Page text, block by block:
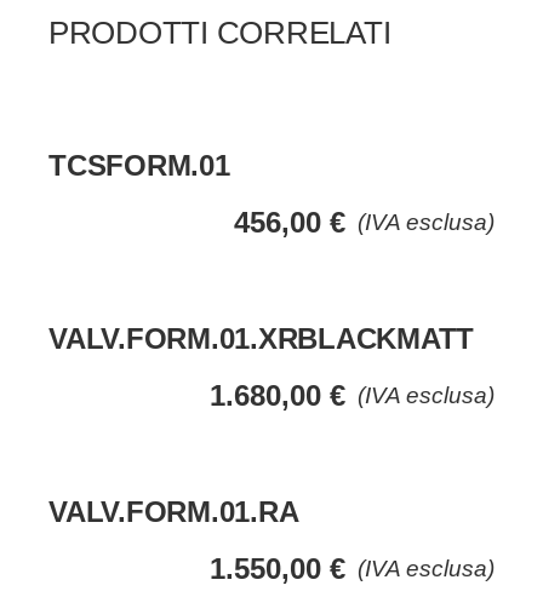
PRODOTTI CORRELATI
TCSFORM.01
(IVA esclusa)
456,00 €
VALV.FORM.01.XRBLACKMATT
(IVA esclusa)
1.680,00 €
VALV.FORM.01.RA
(IVA esclusa)
1.550,00 €